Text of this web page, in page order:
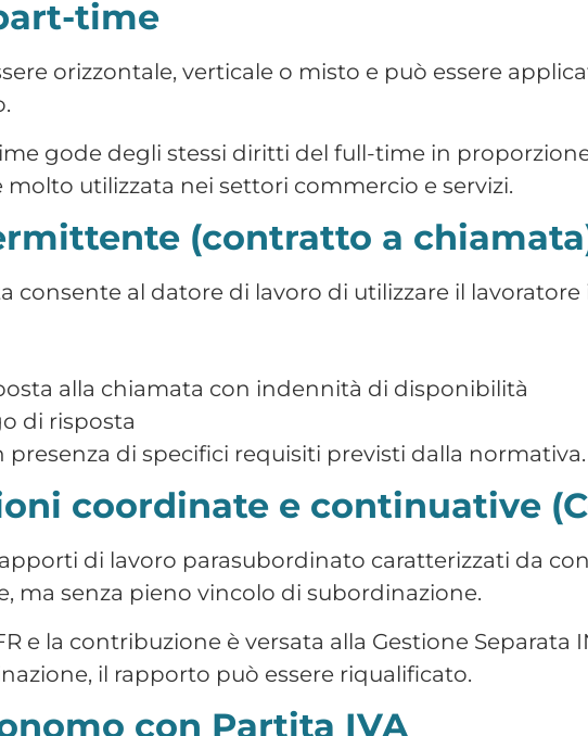
dell’attività
situazioni di falsa Partita IVA, che possono
delle differenze
di lavoro in Italia sono numerose e ciascuna
qualificazione del rapporto è essenziale per
e sostenibilità economica dell’impresa.
Senza scadenza Complete
Con scadenza
Definita contrattualmente Limitate
Autonoma Nessuna